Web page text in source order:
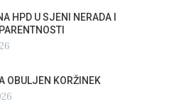
HPD U SJENI NERADA I
OBULJEN KORŽINEK